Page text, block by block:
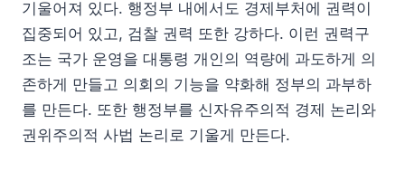
기울어져 있다. 행정부 내에서도 경제부처에 권력이
집중되어 있고, 검찰 권력 또한 강하다. 이런 권력구
조는 국가 운영을 대통령 개인의 역량에 과도하게 의
존하게 만들고 의회의 기능을 약화해 정부의 과부하
를 만든다. 또한 행정부를 신자유주의적 경제 논리와
권위주의적 사법 논리로 기울게 만든다.